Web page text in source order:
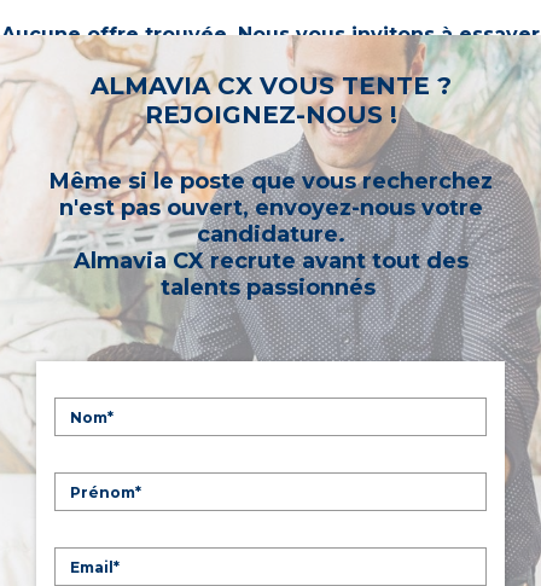
Aucune offre trouvée. Nous vous invitons à essayer
d’autres mots-clés ou à sélectionner un « métier ».
ALMAVIA CX VOUS TENTE ?
REJOIGNEZ-NOUS !
Même si le poste que vous recherchez
n'est pas ouvert, envoyez-nous votre
candidature.
Almavia CX recrute avant tout des
talents passionnés